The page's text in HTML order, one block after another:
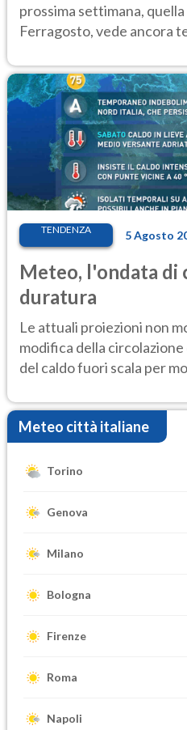
prossima settimana,
Ferragosto, vede ancora
TENDENZA 5 Agosto
Meteo, l'ondata di
duratura
Le attuali proiezioni non
modifica della
del caldo fuori scala per
Meteo città italiane
Torino
Genova
Milano
Bologna
Firenze
Roma
Napoli